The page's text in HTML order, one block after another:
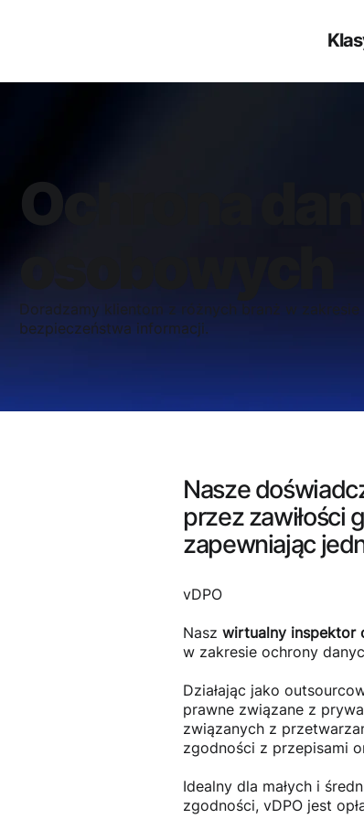
Nasze
przez zawiłości
zapewniając
vDPO
Nasz wirtualny inspektor
w zakresie ochrony
Działając jako
prawne związane z
związanych z
zgodności z przepisami
Idealny dla małych i
zgodności, vDPO jest
Ochrona
osobowych
Doradzamy klientom z różnych branż w
bezpieczeństwa informacji.